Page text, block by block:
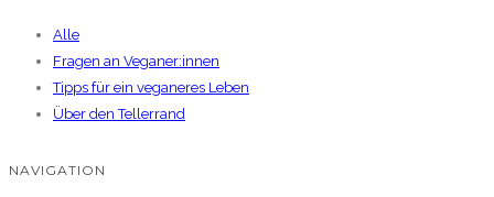
Alle
Fragen an Veganer:innen
Tipps für ein veganeres Leben
Über den Tellerrand
NAVIGATION